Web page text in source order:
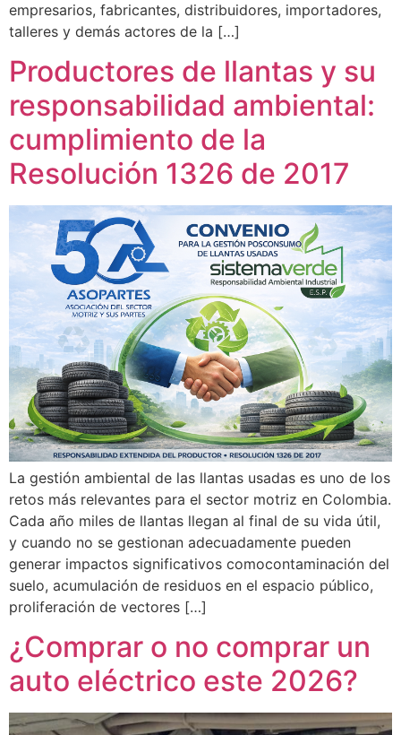
empresarios, fabricantes, distribuidores, importadores,
talleres y demás actores de la […]
Productores de llantas y su
responsabilidad ambiental:
cumplimiento de la
Resolución 1326 de 2017
La gestión ambiental de las llantas usadas es uno de los
retos más relevantes para el sector motriz en Colombia.
Cada año miles de llantas llegan al final de su vida útil,
y cuando no se gestionan adecuadamente pueden
generar impactos significativos comocontaminación del
suelo, acumulación de residuos en el espacio público,
proliferación de vectores […]
¿Comprar o no comprar un
auto eléctrico este 2026?